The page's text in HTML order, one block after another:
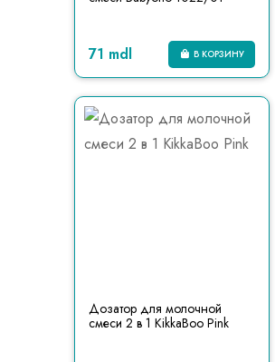
71 mdl В КОРЗИНУ
Дозатор для молочной
смеси 2 в 1 KikkaBoo Pink